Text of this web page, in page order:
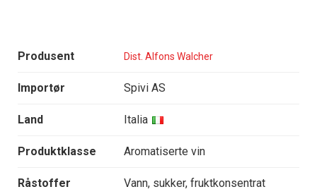
Produsent Dist. Alfons Walcher
Importør Spivi AS
Land Italia
Produktklasse Aromatiserte vin
Råstoffer Vann, sukker, fruktkonsentrat